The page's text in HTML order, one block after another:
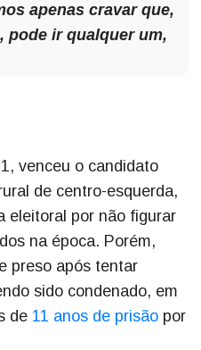
apenas cravar que,
pode ir qualquer um,
venceu o candidato
de centro-esquerda,
eleitoral por não figurar
na época. Porém,
preso após tentar
sido condenado, em
de 11 anos de prisão por